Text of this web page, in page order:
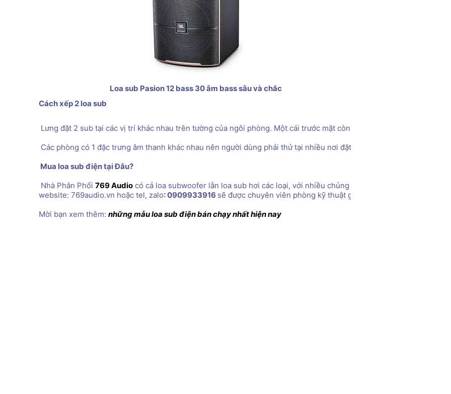
Loa sub Pasion 12 bass 30 âm bass sâu và chắc
Cách xếp 2 loa sub
Lưng đặt 2 sub tại các vị trí khác nhau trên tường của ngôi phòng. Một cái trước mặt còn một chiếc trên lưng. Với
Các phòng có 1 đặc trưng âm thanh khác nhau nên người dùng phải thử tại nhiều nơi đặt loa khác nhau. Khi bạn
Mua loa sub điện tại Đâu?
Nhà Phân Phối 769 Audio có cả loa subwoofer lẫn loa sub hơi các loại, với nhiều chủng loại cùng giá. hãy liên hệ
website: 769audio.vn hoặc tel, zalo: 0909933916 sẽ được chuyên viên phòng kỹ thuật giải đáp.
Mời bạn xem thêm: những mẫu loa sub điện bán chạy nhất hiện nay